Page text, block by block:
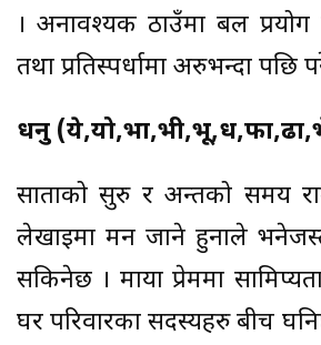
। अनावश्यक ठाउँमा बल प्रयोग
तथा प्रतिस्पर्धामा अरुभन्दा पछि
धनु
साताको सुरु र अन्तको समय
लेखाइमा मन जाने हुनाले
सकिनेछ । माया प्रेममा
घर परिवारका सदस्यहरु बीच